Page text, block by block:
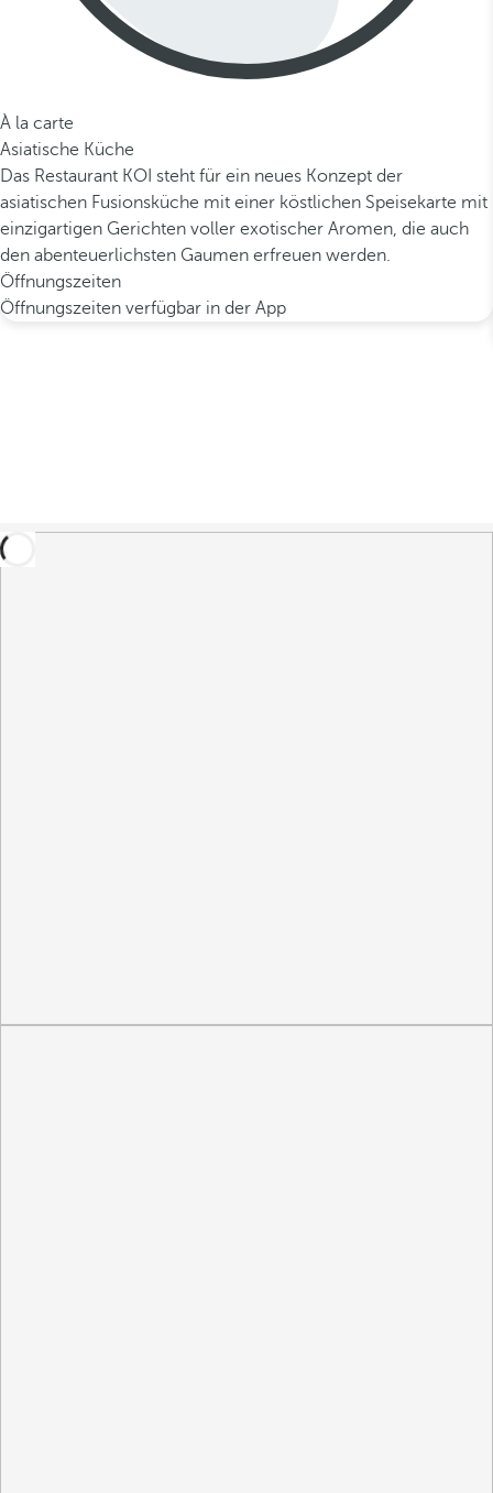
À la carte
Asiatische Küche
Das Restaurant KOI steht für ein neues Konzept der
asiatischen Fusionsküche mit einer köstlichen Speisekarte mit
einzigartigen Gerichten voller exotischer Aromen, die auch
den abenteuerlichsten Gaumen erfreuen werden.
Öffnungszeiten
Öffnungszeiten verfügbar in der App